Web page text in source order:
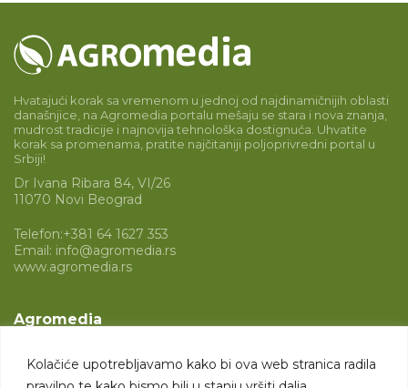
Kolačiće upotrebljavamo kako bi ova web stranica radila
Hvatajući korak sa vremenom u jednoj od najdinamičnijih oblasti
današnjice, na Agromedia portalu mešaju se stara i nova znanja,
mudrost tradicije i najnovija tehnološka dostignuća. Uhvatite
korak sa promenama, pratite najčitaniji poljoprivredni portal u
Srbiji!
Dr Ivana Ribara 84, VI/26
11070 Novi Beograd
Telefon:+381 64 1627 353
Email: info@agromedia.rs
www.agromedia.rs
Agromedia
Svet poljoprivrede